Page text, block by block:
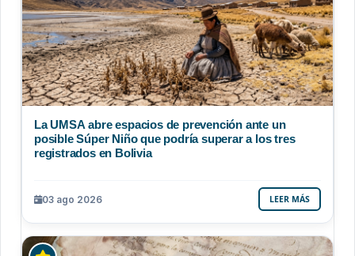
La UMSA abre espacios de prevención ante un
posible Súper Niño que podría superar a los tres
registrados en Bolivia
03 ago 2026 LEER MÁS